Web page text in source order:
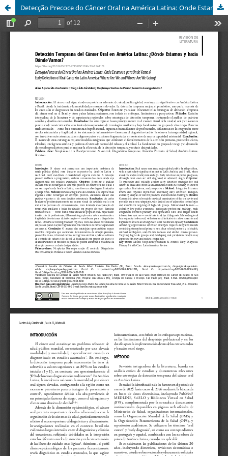
Detecção Precoce do Câncer Oral na América Latina: Onde Estamos e Para Onde Vamos?